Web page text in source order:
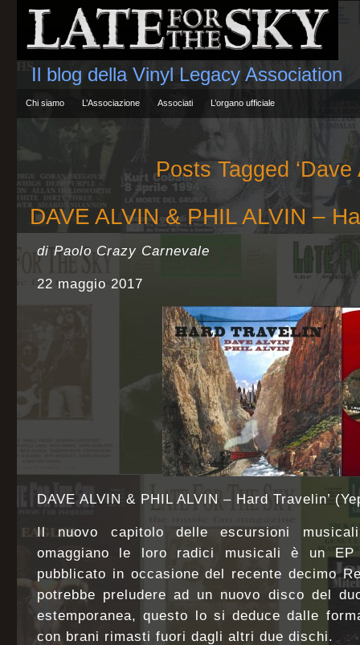
Il blog della Vinyl Legacy Association
Chi siamo L’Associazione Associati L’organo ufficiale
Posts Tagged ‘Dave
DAVE ALVIN & PHIL ALVIN –
di Paolo Crazy Carnevale
22 maggio 2017
DAVE ALVIN & PHIL ALVIN – Hard Travelin’
Il nuovo capitolo delle escursioni
omaggiano le loro radici musicali è un
pubblicato in occasione del recente decimo
potrebbe preludere ad un nuovo disco del
estemporanea, questo lo si deduce dalle
con brani rimasti fuori dagli altri due dischi.